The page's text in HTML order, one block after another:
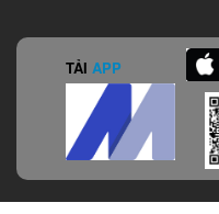
TẢI APP